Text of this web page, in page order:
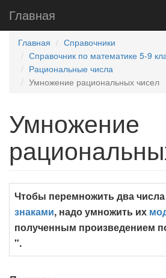
Главная
Главная
Справочники
Справочник по математике 5-9
Рациональные числа
Умножение рациональных чисел
Умножение
Чтобы перемножить два числа
знаками, надо умножить их
полученным произведением
".